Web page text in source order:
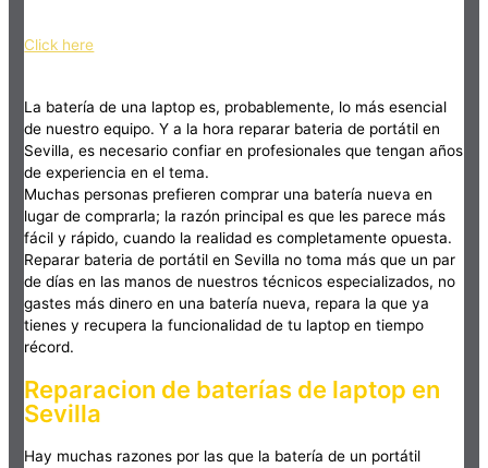
Click here
La batería de una laptop es, probablemente, lo más esencial
de nuestro equipo. Y a la hora reparar bateria de portátil en
Sevilla, es necesario confiar en profesionales que tengan años
de experiencia en el tema.
Muchas personas prefieren comprar una batería nueva en
lugar de comprarla; la razón principal es que les parece más
fácil y rápido, cuando la realidad es completamente opuesta.
Reparar bateria de portátil en Sevilla no toma más que un par
de días en las manos de nuestros técnicos especializados, no
gastes más dinero en una batería nueva, repara la que ya
tienes y recupera la funcionalidad de tu laptop en tiempo
récord.
Reparacion de baterías de laptop en
Sevilla
Hay muchas razones por las que la batería de un portátil